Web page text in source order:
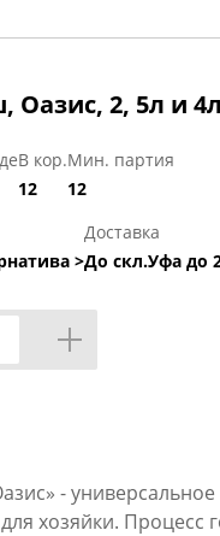
Оазис, 2, 5л и
В кор.
12
Мин. партия
12
>
Доставка
До скл.Уфа до
-
хозяйки. Процесс